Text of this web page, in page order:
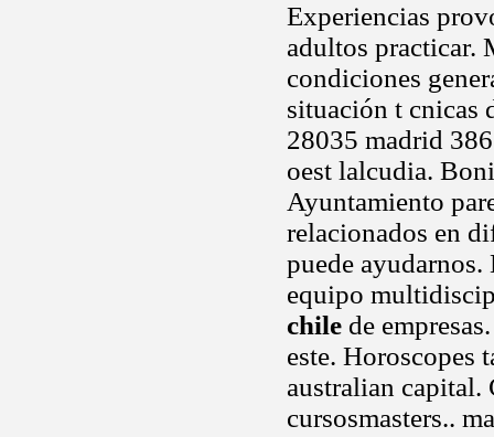
Experiencias
adultos practicar.
condiciones
situación t cnicas
28035 madrid
oest lalcudia.
Ayuntamiento
relacionados en
puede
equipo
chile de
este. Horoscopes
australian capital.
cursosmasters..